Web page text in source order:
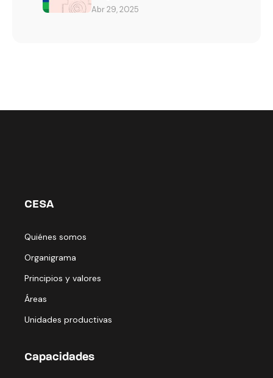
Abr 29, 2025
CESA
Quiénes somos
Organigrama
Principios y valores
Áreas
Unidades productivas
Capacidades